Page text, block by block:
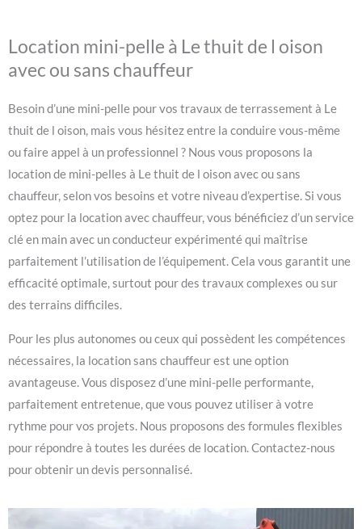
Location mini-pelle à Le thuit de l oison
avec ou sans chauffeur
Besoin d’une mini-pelle pour vos travaux de terrassement à Le
thuit de l oison, mais vous hésitez entre la conduire vous-même
ou faire appel à un professionnel ? Nous vous proposons la
location de mini-pelles à Le thuit de l oison avec ou sans
chauffeur, selon vos besoins et votre niveau d’expertise. Si vous
optez pour la location avec chauffeur, vous bénéficiez d’un service
clé en main avec un conducteur expérimenté qui maîtrise
parfaitement l’utilisation de l’équipement. Cela vous garantit une
efficacité optimale, surtout pour des travaux complexes ou sur
des terrains difficiles.
Pour les plus autonomes ou ceux qui possèdent les compétences
nécessaires, la location sans chauffeur est une option
avantageuse. Vous disposez d’une mini-pelle performante,
parfaitement entretenue, que vous pouvez utiliser à votre
rythme pour vos projets. Nous proposons des formules flexibles
pour répondre à toutes les durées de location. Contactez-nous
pour obtenir un devis personnalisé.